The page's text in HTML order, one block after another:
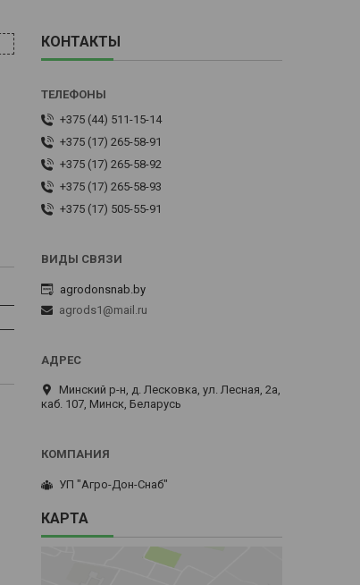
КОНТАКТЫ
+375 (44) 511-15-14
+375 (17) 265-58-91
+375 (17) 265-58-92
+375 (17) 265-58-93
+375 (17) 505-55-91
agrodonsnab.by
agrods1@mail.ru
Минский р-н, д. Лесковка, ул. Лесная, 2а,
каб. 107, Минск, Беларусь
УП "Агро-Дон-Снаб"
КАРТА